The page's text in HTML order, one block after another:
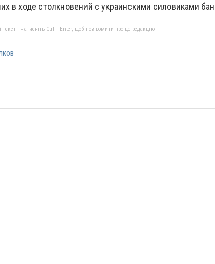
в ходе столкновений с украинскими силовиками
і натисніть Ctrl + Enter, щоб повідомити про це редакцію